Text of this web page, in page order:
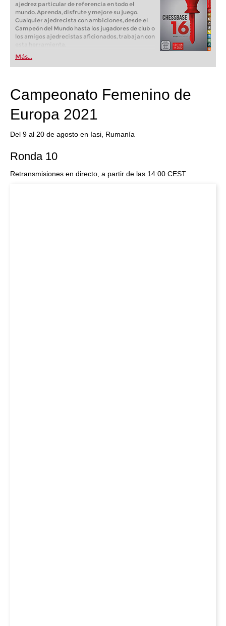
ajedrez particular de referencia en todo el
mundo. Aprenda, disfrute y mejore su juego.
Cualquier ajedrecista con ambiciones, desde el
Campeón del Mundo hasta los jugadores de club o
los amigos ajedrecistas aficionados, trabajan con
Más...
Campeonato Femenino de
Europa 2021
Del 9 al 20 de agosto en Iasi, Rumanía
Ronda 10
Retransmisiones en directo, a partir de las 14:00 CEST